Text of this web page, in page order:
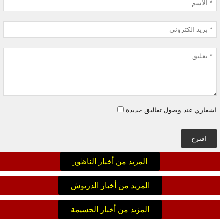
اشعاري عند وصول تعاليق جديدة
اقترح
المزيد من أخبار الناظور
المزيد من أخبار الدريوش
المزيد من أخبار الحسيمة